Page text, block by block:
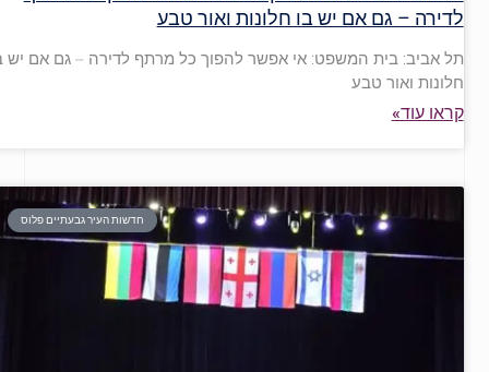
לדירה – גם אם יש בו חלונות ואור טבע
תל אביב: בית המשפט: אי אפשר להפוך כל מרתף לדירה – גם אם יש
חלונות ואור טבע
קראו עוד»
חדשות העיר גבעתיים פלוס